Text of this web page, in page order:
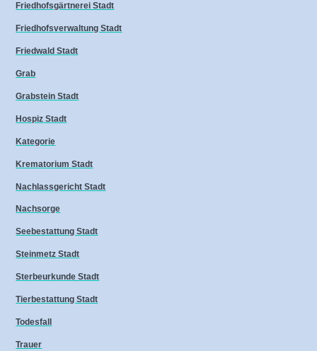
Friedhofsgärtnerei Stadt
Friedhofsverwaltung Stadt
Friedwald Stadt
Grab
Grabstein Stadt
Hospiz Stadt
Kategorie
Krematorium Stadt
Nachlassgericht Stadt
Nachsorge
Seebestattung Stadt
Steinmetz Stadt
Sterbeurkunde Stadt
Tierbestattung Stadt
Todesfall
Trauer